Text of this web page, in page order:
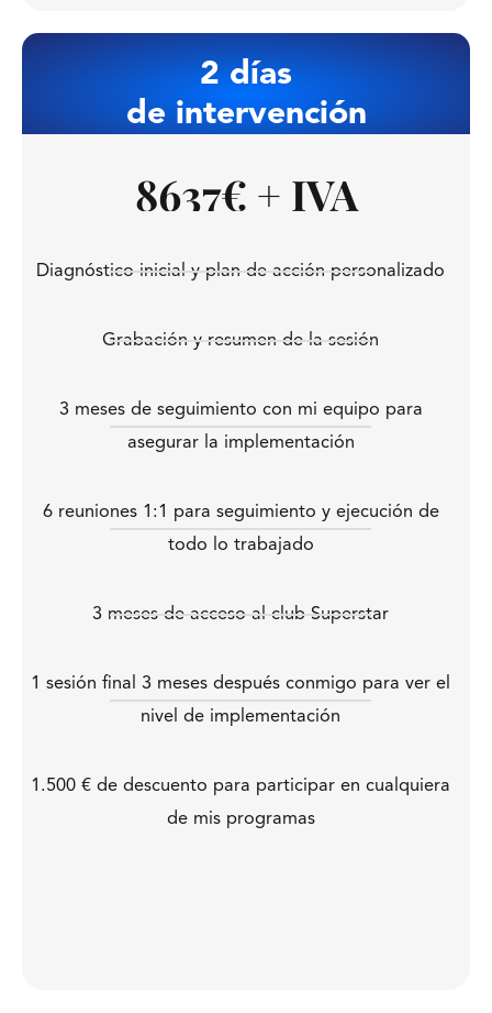
2 días
de intervención
8637€ + IVA
Diagnóstico inicial y plan de acción personalizado
Grabación y resumen de la sesión
3 meses de seguimiento con mi equipo para
asegurar la implementación
6 reuniones 1:1 para seguimiento y ejecución de
todo lo trabajado
3 meses de acceso al club Superstar
1 sesión final 3 meses después conmigo para ver el
nivel de implementación
1.500 € de descuento para participar en cualquiera
de mis programas